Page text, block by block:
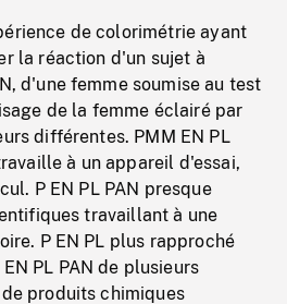
de colorimétrie ayant
la réaction d'un sujet à
d'une femme soumise au test
de la femme éclairé par
différentes. PMM EN PL
à un appareil d'essai,
P EN PL PAN presque
travaillant à une
P EN PL plus rapproché
PL PAN de plusieurs
produits chimiques